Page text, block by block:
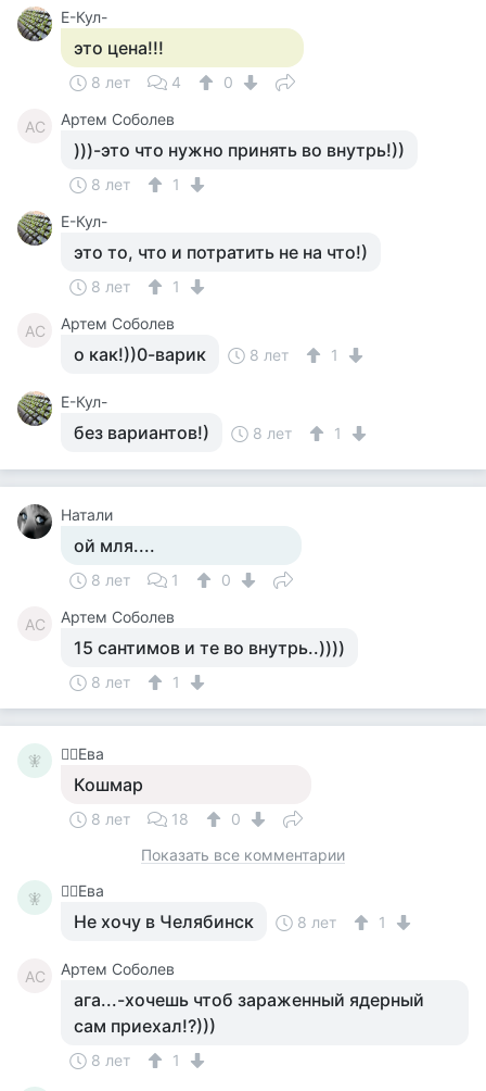
Е-Кул-
это цена!!!
8 лет 4 0
АС Артем Соболев
)))-это что нужно принять во внутрь!))
8 лет
1
Е-Кул-
это то, что и потратить не на что!)
8 лет 1
АС Артем Соболев
о как!))0-варик 8 лет 1
Е-Кул-
без вариантов!) 8 лет 1
Натали
ой мля....
8 лет 1 0
АС Артем Соболев
15 сантимов и те во внутрь..))))
8 лет 1
🧚‍ 🧚‍♀️Ева
Кошмар
8 лет 18
0
Показать все комментарии
🧚‍ 🧚‍♀️Ева
Не хочу в Челябинск 8 лет 1
АС Артем Соболев
ага...-хочешь чтоб зараженный ядерный
сам приехал!?)))
8 лет
1